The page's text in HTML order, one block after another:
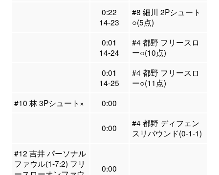
0:22
14-23
#8 細川 2Pシュート
○(5点)
0:01
14-24
#4 都野 フリースロ
ー○(10点)
0:01
14-25
#4 都野 フリースロ
ー○(11点)
#10 林 3Pシュート×
0:00
0:00
#4 都野 ディフェン
スリバウンド(0-1-1)
#12 吉井 パーソナル
ファウル(1-7:2) フリ
0:00